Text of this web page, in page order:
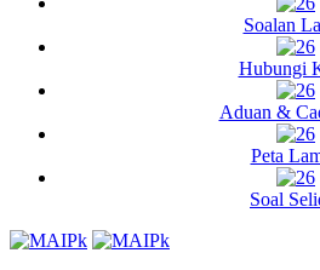
Soalan
Hubungi
Aduan &
Peta
Soal